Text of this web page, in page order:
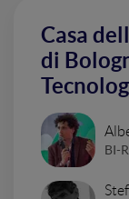
Casa
di
BI-